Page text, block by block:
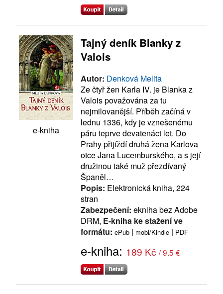
e-kniha
Tajný deník Blanky z
Valois
Autor: Denková Melita
Ze čtyř žen Karla IV. je Blanka z
Valois považována za tu
nejmilovanější. Příběh začíná v
lednu 1336, kdy je vznešenému
páru teprve devatenáct let. Do
Prahy přijíždí druhá žena Karlova
otce Jana Lucemburského, a s její
družinou také muž přezdívaný
Španěl…
Popis: Elektronická kniha, 224
stran
Zabezpečení: ekniha bez Adobe
DRM, E-kniha ke stažení ve
formátu: ePub | mobi/Kindle | PDF
e-kniha: 189 Kč / 9.5 €